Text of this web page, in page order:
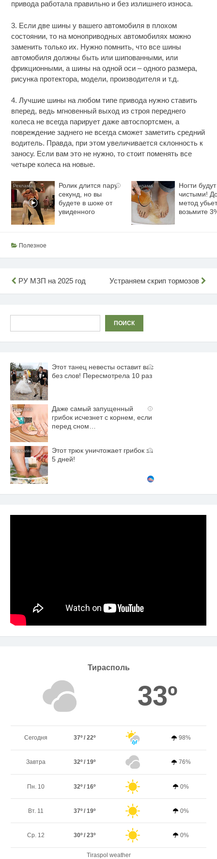
привода работала правильно и без излишнего износа.
3. Если две шины у вашего автомобиля в плохом
состоянии, то на моноприводных автомобилях можно
заменить только их. Нужно помнить, что все шины
автомобиля должны быть или шипованными, или
фрикционными, а шины на одной оси – одного размера,
рисунка протектора, модели, производителя и т.д.
4. Лучшие шины на любом типе привода нужно ставить
вперед, ведь мгновенный выход из строя переднего
колеса не всегда парирует даже автоспортсмен, а
повреждение заднего не всегда сможет заметить средний
водитель. Правда, при этом увеличивается склонность к
заносу. Если вам это не нужно, то стоит поменять все
четыре колеса на новые.
i
Ролик длится пару
секунд, но вы
будете в шоке от
увиденного
Ногти будут
чистыми!
метод
возьмите
Полезное
Навигация
по
записям
РУ МЗП на 2025 год Устраняем скрип тормозов
ПОИСК
i
Этот танец невесты оставит вас
без слов! Пересмотрела 10 раз
i
Даже самый запущенный
грибок исчезнет с корнем, если
перед сном…
i
Этот трюк уничтожает грибок за
5 дней!
Тирасполь
33º
Сегодня 37º / 22º 98%
Завтра 32º / 19º 76%
Пн. 10 32º / 16º 0%
Вт. 11 37º / 19º 0%
Ср. 12 30º / 23º 0%
Tiraspol weather